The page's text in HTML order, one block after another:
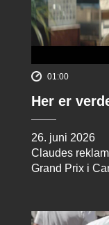
01:00
Her er
26. juni 2026
Claudes
Grand Prix i